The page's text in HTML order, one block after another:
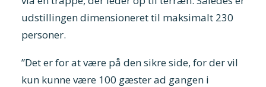
udstillingen dimensioneret til maksimalt 230
personer.
”Det er for at være på den sikre side, for der vil
kun kunne være 100 gæster ad gangen i